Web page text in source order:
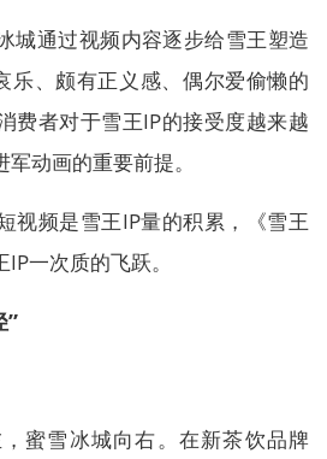
城通过视频内容逐步给雪王塑造
乐、颇有正义感、偶尔爱偷懒的
费者对于雪王IP的接受度越来越
动画的重要前提。
视频是雪王IP量的积累，《雪王
一次质的飞跃。
”
蜜雪冰城向右。在新茶饮品牌